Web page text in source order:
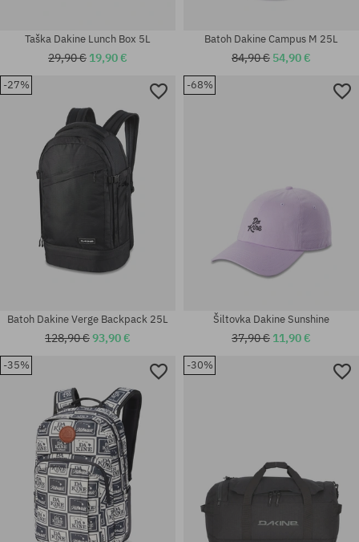
univerzálna veľkosť
Taška Dakine Lunch Box 5L
29,90 € 19,90 €
Batoh Dakine Campus M 25L
84,90 € 54,90 €
-27%
Batoh Dakine Verge Backpack 25L
128,90 €93,90 €
-68%
Šiltovka Dakine Sunshine
37,90 € 11,90 €
-35% -30%